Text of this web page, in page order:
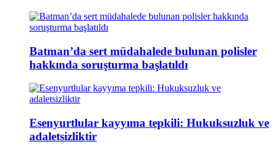
Batman’da sert müdahalede bulunan polisler
hakkında soruşturma başlatıldı
Esenyurtlular kayyıma tepkili: Hukuksuzluk ve
adaletsizliktir